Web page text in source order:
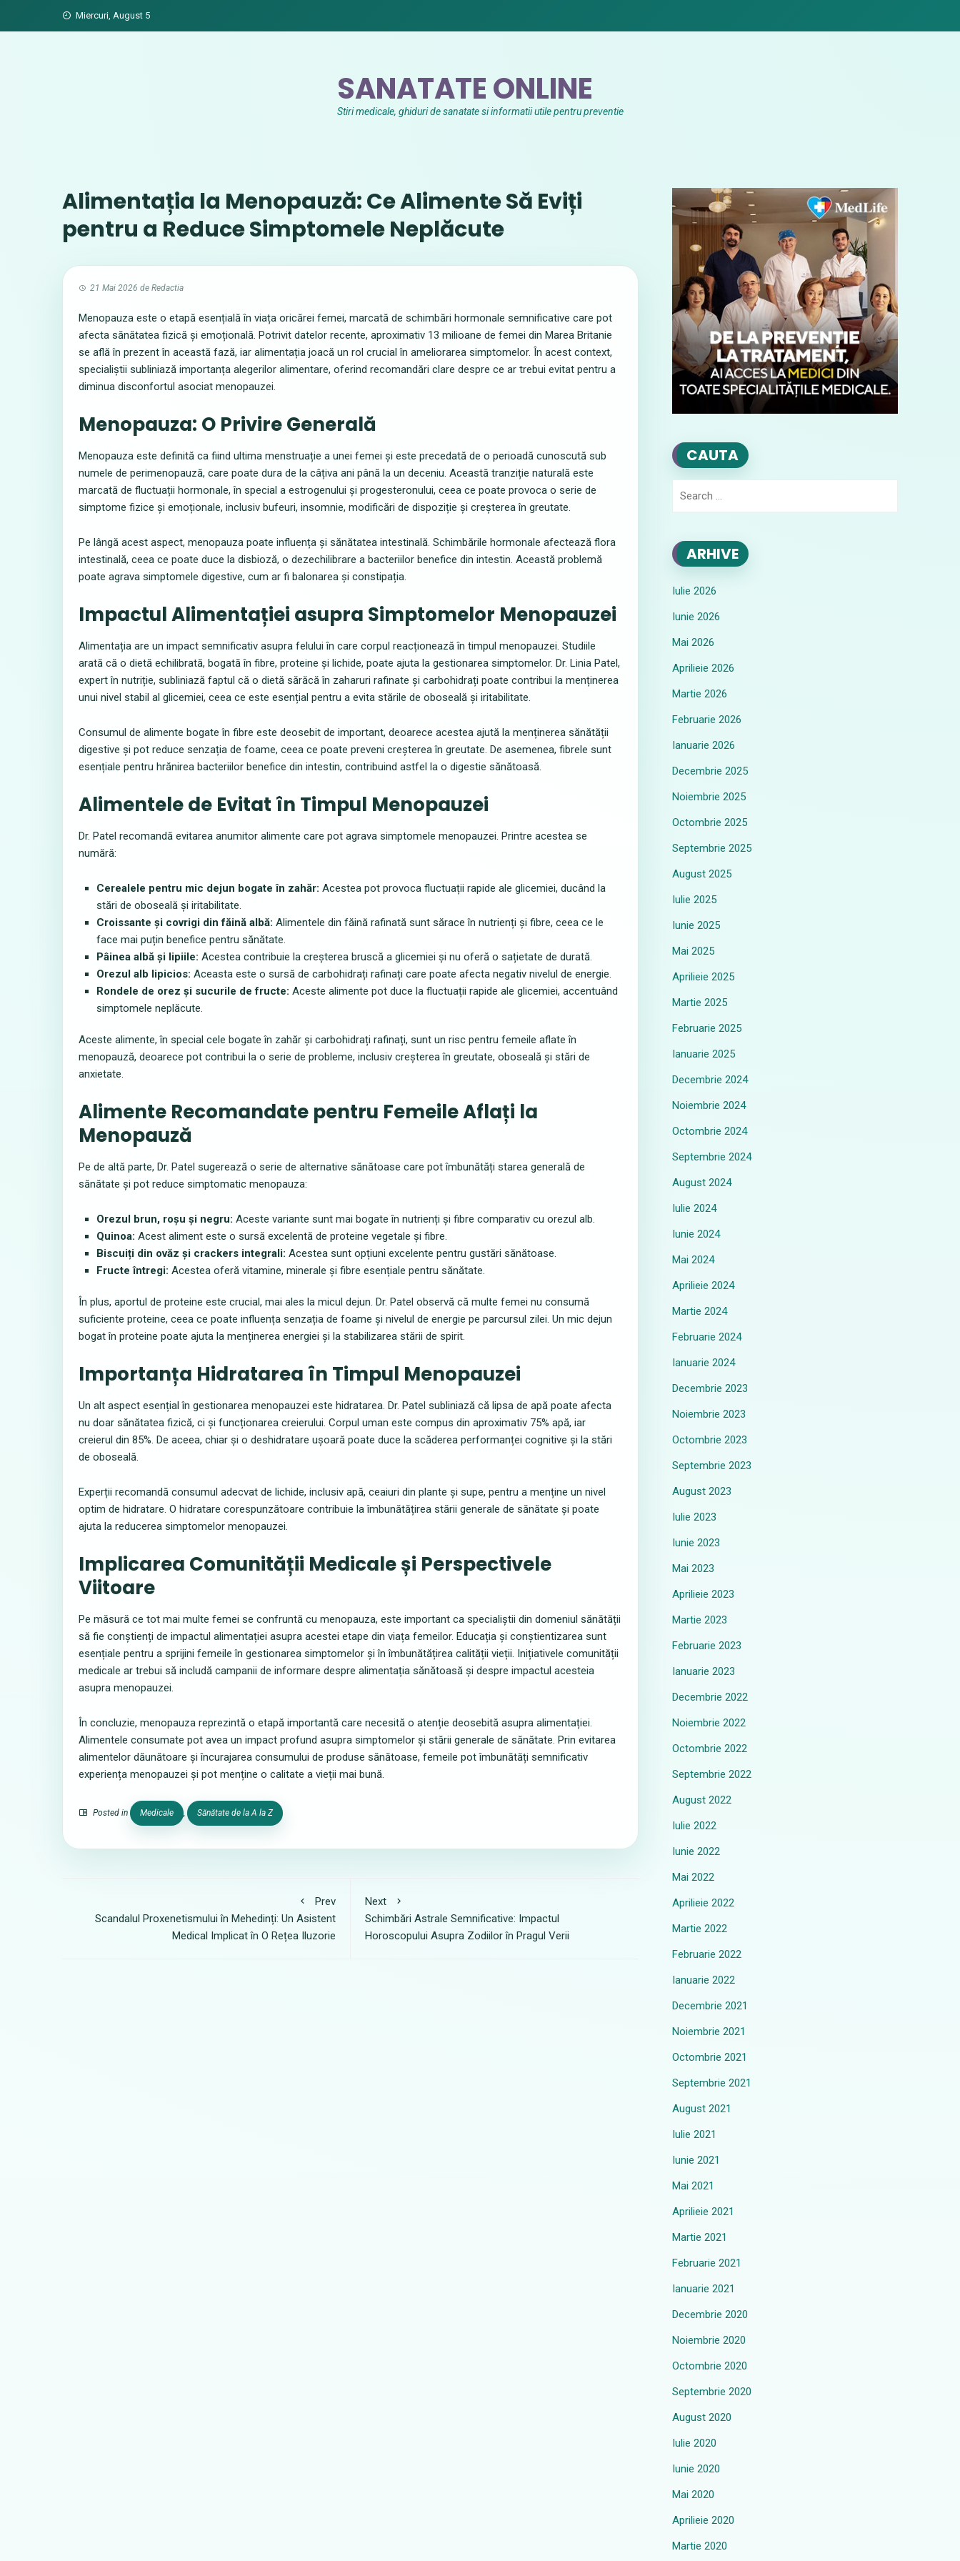
Miercuri, August 5
SANATATE ONLINE
Stiri medicale, ghiduri de sanatate si informatii utile pentru preventie
Alimentația la Menopauză: Ce Alimente Să Eviți
pentru a Reduce Simptomele Neplăcute
21 Mai 2026 de Redactia
Menopauza este o etapă esențială în viața oricărei femei, marcată de schimbări hormonale semnificative care pot
afecta sănătatea fizică și emoțională. Potrivit datelor recente, aproximativ 13 milioane de femei din Marea Britanie
se află în prezent în această fază, iar alimentația joacă un rol crucial în ameliorarea simptomelor. În acest context,
specialiștii subliniază importanța alegerilor alimentare, oferind recomandări clare despre ce ar trebui evitat pentru a
diminua disconfortul asociat menopauzei.
Menopauza: O Privire Generală
Menopauza este definită ca fiind ultima menstruație a unei femei și este precedată de o perioadă cunoscută sub
numele de perimenopauză, care poate dura de la câțiva ani până la un deceniu. Această tranziție naturală este
marcată de fluctuații hormonale, în special a estrogenului și progesteronului, ceea ce poate provoca o serie de
simptome fizice și emoționale, inclusiv bufeuri, insomnie, modificări de dispoziție și creșterea în greutate.
Pe lângă acest aspect, menopauza poate influența și sănătatea intestinală. Schimbările hormonale afectează flora
intestinală, ceea ce poate duce la disbioză, o dezechilibrare a bacteriilor benefice din intestin. Această problemă
poate agrava simptomele digestive, cum ar fi balonarea și constipația.
Impactul Alimentației asupra Simptomelor Menopauzei
Alimentația are un impact semnificativ asupra felului în care corpul reacționează în timpul menopauzei. Studiile
arată că o dietă echilibrată, bogată în fibre, proteine și lichide, poate ajuta la gestionarea simptomelor. Dr. Linia Patel,
expert în nutriție, subliniază faptul că o dietă sărăcă în zaharuri rafinate și carbohidrați poate contribui la menținerea
unui nivel stabil al glicemiei, ceea ce este esențial pentru a evita stările de oboseală și iritabilitate.
Consumul de alimente bogate în fibre este deosebit de important, deoarece acestea ajută la menținerea sănătății
digestive și pot reduce senzația de foame, ceea ce poate preveni creșterea în greutate. De asemenea, fibrele sunt
esențiale pentru hrănirea bacteriilor benefice din intestin, contribuind astfel la o digestie sănătoasă.
Alimentele de Evitat în Timpul Menopauzei
Dr. Patel recomandă evitarea anumitor alimente care pot agrava simptomele menopauzei. Printre acestea se
numără:
Cerealele pentru mic dejun bogate în zahăr: Acestea pot provoca fluctuații rapide ale glicemiei, ducând la
stări de oboseală și iritabilitate.
Croissante și covrigi din făină albă: Alimentele din făină rafinată sunt sărace în nutrienți și fibre, ceea ce le
face mai puțin benefice pentru sănătate.
Pâinea albă și lipiile: Acestea contribuie la creșterea bruscă a glicemiei și nu oferă o sațietate de durată.
Orezul alb lipicios: Aceasta este o sursă de carbohidrați rafinați care poate afecta negativ nivelul de energie.
Rondele de orez și sucurile de fructe: Aceste alimente pot duce la fluctuații rapide ale glicemiei, accentuând
simptomele neplăcute.
Aceste alimente, în special cele bogate în zahăr și carbohidrați rafinați, sunt un risc pentru femeile aflate în
menopauză, deoarece pot contribui la o serie de probleme, inclusiv creșterea în greutate, oboseală și stări de
anxietate.
Alimente Recomandate pentru Femeile Aflați la
Menopauză
Pe de altă parte, Dr. Patel sugerează o serie de alternative sănătoase care pot îmbunătăți starea generală de
sănătate și pot reduce simptomatic menopauza:
Orezul brun, roșu și negru: Aceste variante sunt mai bogate în nutrienți și fibre comparativ cu orezul alb.
Quinoa: Acest aliment este o sursă excelentă de proteine vegetale și fibre.
Biscuiți din ovăz și crackers integrali: Acestea sunt opțiuni excelente pentru gustări sănătoase.
Fructe întregi: Acestea oferă vitamine, minerale și fibre esențiale pentru sănătate.
În plus, aportul de proteine este crucial, mai ales la micul dejun. Dr. Patel observă că multe femei nu consumă
suficiente proteine, ceea ce poate influența senzația de foame și nivelul de energie pe parcursul zilei. Un mic dejun
bogat în proteine poate ajuta la menținerea energiei și la stabilizarea stării de spirit.
Importanța Hidratarea în Timpul Menopauzei
Un alt aspect esențial în gestionarea menopauzei este hidratarea. Dr. Patel subliniază că lipsa de apă poate afecta
nu doar sănătatea fizică, ci și funcționarea creierului. Corpul uman este compus din aproximativ 75% apă, iar
creierul din 85%. De aceea, chiar și o deshidratare ușoară poate duce la scăderea performanței cognitive și la stări
de oboseală.
Experții recomandă consumul adecvat de lichide, inclusiv apă, ceaiuri din plante și supe, pentru a menține un nivel
optim de hidratare. O hidratare corespunzătoare contribuie la îmbunătățirea stării generale de sănătate și poate
ajuta la reducerea simptomelor menopauzei.
Implicarea Comunității Medicale și Perspectivele
Viitoare
Pe măsură ce tot mai multe femei se confruntă cu menopauza, este important ca specialiștii din domeniul sănătății
să fie conștienți de impactul alimentației asupra acestei etape din viața femeilor. Educația și conștientizarea sunt
esențiale pentru a sprijini femeile în gestionarea simptomelor și în îmbunătățirea calității vieții. Inițiativele comunității
medicale ar trebui să includă campanii de informare despre alimentația sănătoasă și despre impactul acesteia
asupra menopauzei.
În concluzie, menopauza reprezintă o etapă importantă care necesită o atenție deosebită asupra alimentației.
Alimentele consumate pot avea un impact profund asupra simptomelor și stării generale de sănătate. Prin evitarea
alimentelor dăunătoare și încurajarea consumului de produse sănătoase, femeile pot îmbunătăți semnificativ
experiența menopauzei și pot menține o calitate a vieții mai bună.
Posted in Medicale , Sănătate de la A la Z
Prev
Scandalul Proxenetismului în Mehedinți: Un Asistent
Medical Implicat în O Rețea Iluzorie
Next
Schimbări Astrale Semnificative: Impactul
Horoscopului Asupra Zodiilor în Pragul Verii
CAUTA
ARHIVE
Iulie 2026
Iunie 2026
Mai 2026
Aprilieie 2026
Martie 2026
Februarie 2026
Ianuarie 2026
Decembrie 2025
Noiembrie 2025
Octombrie 2025
Septembrie 2025
August 2025
Iulie 2025
Iunie 2025
Mai 2025
Aprilieie 2025
Martie 2025
Februarie 2025
Ianuarie 2025
Decembrie 2024
Noiembrie 2024
Octombrie 2024
Septembrie 2024
August 2024
Iulie 2024
Iunie 2024
Mai 2024
Aprilieie 2024
Martie 2024
Februarie 2024
Ianuarie 2024
Decembrie 2023
Noiembrie 2023
Octombrie 2023
Septembrie 2023
August 2023
Iulie 2023
Iunie 2023
Mai 2023
Aprilieie 2023
Martie 2023
Februarie 2023
Ianuarie 2023
Decembrie 2022
Noiembrie 2022
Octombrie 2022
Septembrie 2022
August 2022
Iulie 2022
Iunie 2022
Mai 2022
Aprilieie 2022
Martie 2022
Februarie 2022
Ianuarie 2022
Decembrie 2021
Noiembrie 2021
Octombrie 2021
Septembrie 2021
August 2021
Iulie 2021
Iunie 2021
Mai 2021
Aprilieie 2021
Martie 2021
Februarie 2021
Ianuarie 2021
Decembrie 2020
Noiembrie 2020
Octombrie 2020
Septembrie 2020
August 2020
Iulie 2020
Iunie 2020
Mai 2020
Aprilieie 2020
Martie 2020